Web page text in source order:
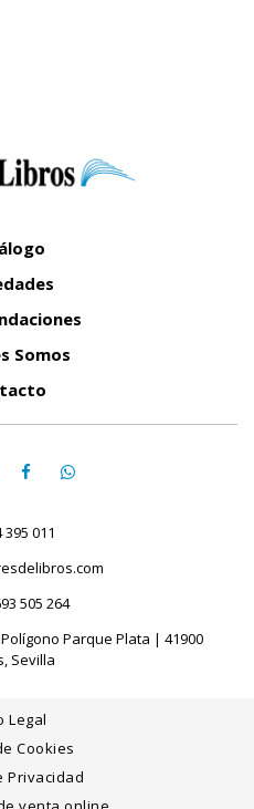
Somos
395 011
505 264
Parque Plata | 41900
Sevilla
Legal
Cookies
Privacidad